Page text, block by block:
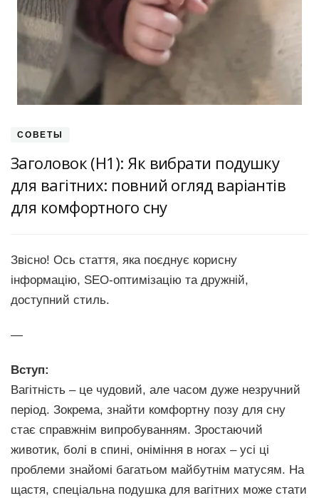
СОВЕТЫ
Заголовок (H1): Як вибрати подушку
для вагітних: повний огляд варіантів
для комфортного сну
Звісно! Ось стаття, яка поєднує корисну
інформацію, SEO-оптимізацію та дружній,
доступний стиль.
—
Вступ:
Вагітність – це чудовий, але часом дуже незручний
період. Зокрема, знайти комфортну позу для сну
стає справжнім випробуванням. Зростаючий
животик, болі в спині, оніміння в ногах – усі ці
проблеми знайомі багатьом майбутнім матусям. На
щастя, спеціальна подушка для вагітних може стати